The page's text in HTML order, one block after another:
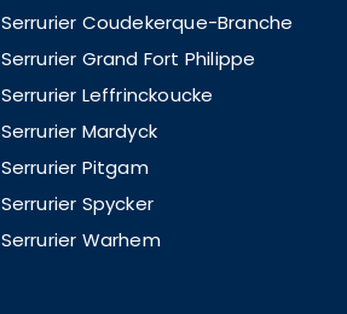
Serrurier Coudekerque-Branche
Serrurier Grand Fort Philippe
Serrurier Leffrinckoucke
Serrurier Mardyck
Serrurier Pitgam
Serrurier Spycker
Serrurier Warhem